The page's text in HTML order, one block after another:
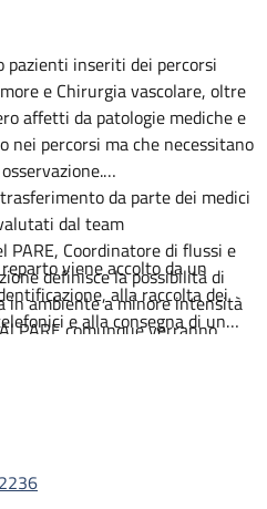
pazienti inseriti dei percorsi
e Chirurgia vascolare, oltre
affetti da patologie mediche e
percorsi ma che necessitano
da parte dei medici
dal team
PARE, Coordinatore di flussi e
definisce la possibilità di
in ambiente a minore intensità
PARE comunque verranno
non ancora completati,
il team, composto da
il coinvolgimento del Caregiver
viene accolto da un
alla raccolta dei
e alla consegna di un
Il degente viene
delineato il percorso
il consenso per tutte le